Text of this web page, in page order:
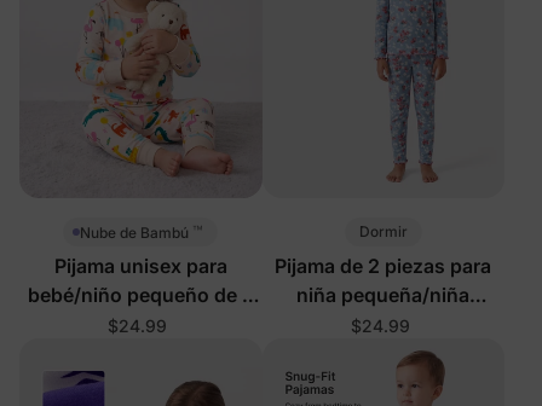
Nube de Bambú ™
Pijama unisex para
bebé/niño pequeño de 2
piezas con animales de
$24.99
Dormir
Pijama de 2 piezas para
niña pequeña/niña
Halloween azul
$24.99